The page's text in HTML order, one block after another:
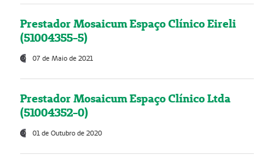
Prestador Mosaicum Espaço Clínico Eireli
(51004355-5)
07 de Maio de 2021
Prestador Mosaicum Espaço Clínico Ltda
(51004352-0)
01 de Outubro de 2020